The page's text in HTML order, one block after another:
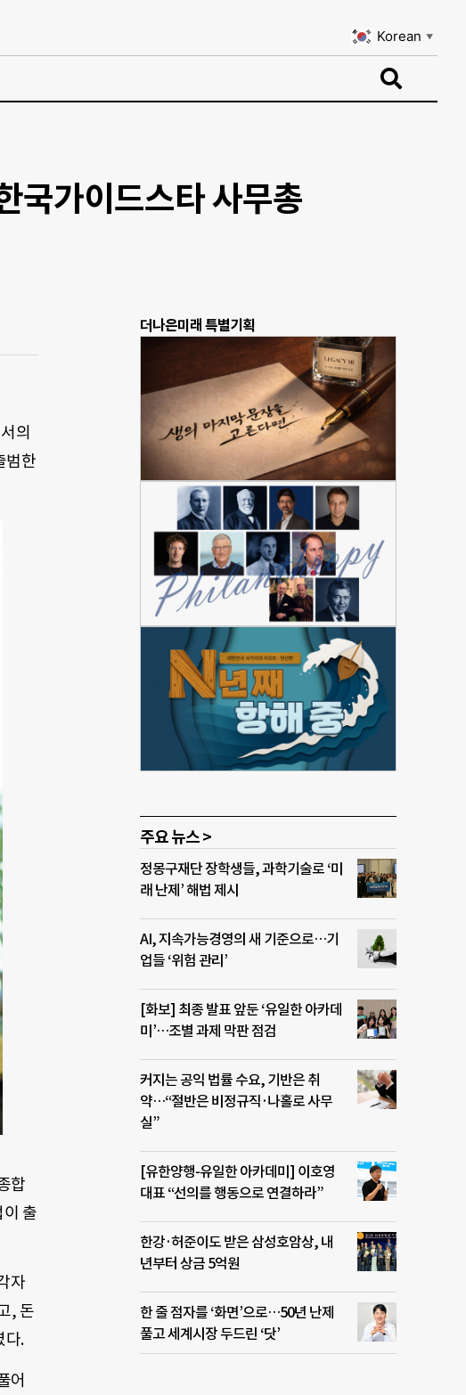
Korean ▼
국가이드스타 사무총
의
범한
합
출
자
, 돈
다.
어
더나은미래 특별기획
주요 뉴스 >
정몽구재단 장학생들, 과학기술로 ‘미
래 난제’ 해법 제시
AI, 지속가능경영의 새 기준으로…기
업들 ‘위험 관리’
[화보] 최종 발표 앞둔 ‘유일한 아카데
미’…조별 과제 막판 점검
커지는 공익 법률 수요, 기반은 취
약…“절반은 비정규직·나홀로 사무
실”
[유한양행-유일한 아카데미] 이호영
대표 “선의를 행동으로 연결하라”
한강·허준이도 받은 삼성호암상, 내
년부터 상금 5억원
한 줄 점자를 ‘화면’으로…50년 난제
풀고 세계시장 두드린 ‘닷’